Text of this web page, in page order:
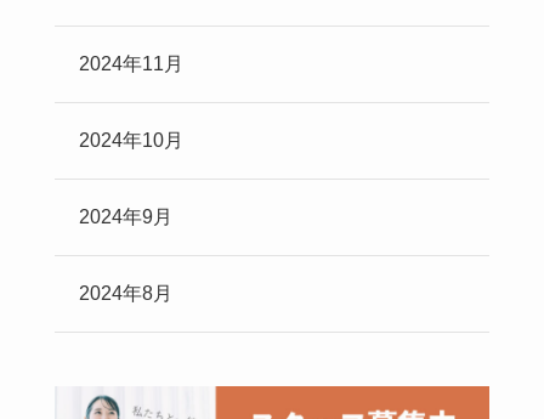
2024年11月
2024年10月
2024年9月
2024年8月